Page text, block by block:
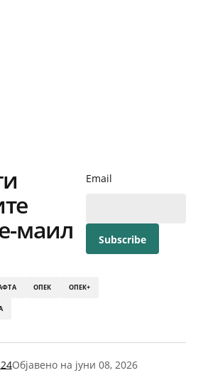
маил
Email
ОПЕК ОПЕК+
Објавено на јуни 08, 2026